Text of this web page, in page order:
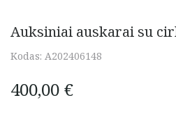
Auksiniai auskarai su
Kodas: A202406148
400,00 €